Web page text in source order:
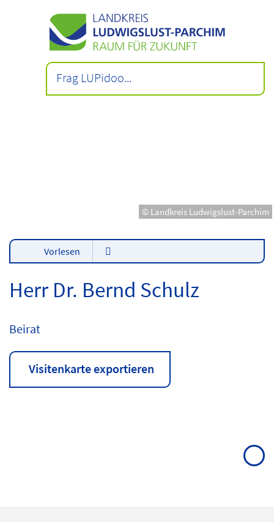
© Landkreis Ludwigslust-Parchim
Vorlesen
Herr Dr. Bernd Schulz
Beirat
Visitenkarte exportieren